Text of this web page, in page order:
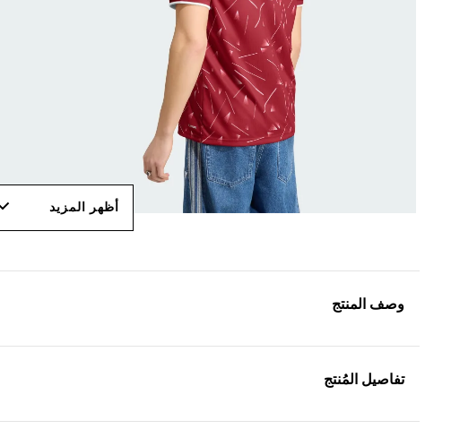
أظهر المزيد
وصف المنتج
تفاصيل المُنتج